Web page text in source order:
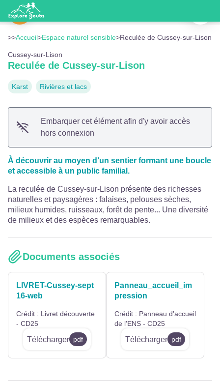
Reculée de Cussey-sur-Lison
Voir l'image en plein écran
>>Accueil>Espace naturel sensible>Reculée de Cussey-sur-Lison
Cussey-sur-Lison
Reculée de Cussey-sur-Lison
Karst Rivières et lacs
Embarquer cet élément afin d'y avoir accès
hors connexion
À découvrir au moyen d’un sentier formant une boucle
et accessible à un public familial.
La reculée de Cussey-sur-Lison présente des richesses
naturelles et paysagères : falaises, pelouses sèches,
milieux humides, ruisseaux, forêt de pente... Une diversité
de milieux et des espèces remarquables.
Documents associés
LIVRET-Cussey-sept
16-web
Crédit : Livret découverte
- CD25
Télécharger pdf
Panneau_accueil_im
pression
Crédit : Panneau d'accueil
de l'ENS - CD25
Télécharger pdf